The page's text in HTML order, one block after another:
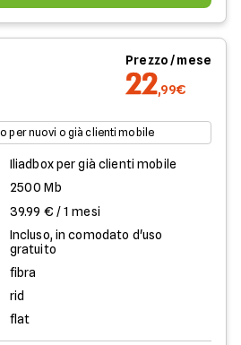
Prezzo / mese
22,99€
per nuovi o già clienti mobile
Iliadbox per già clienti mobile
2500 Mb
39.99 € / 1 mesi
Incluso, in comodato d'uso
gratuito
fibra
rid
flat